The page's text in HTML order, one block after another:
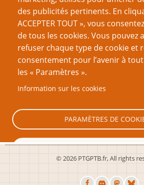
des publicités pertinents. En
ACCEPTER TOUT », vous
de tous les cookies. Vous pouvez
refuser chaque type de cookie et
consentement pour l’avenir à
les « Paramètres ».
Information sur les cookies
PARAMÈTRES DE
TOUT REFUSER
TOUT ACCEPTER
Le modèle MDE : Mécanismes,
Esthétique
Le Genre englobe la création
La mort rend le jeu plus intéressant
Utiliser les jeux pour promouvoir
La difficulté dans les jeux vidéo
© 2026 PTGPTB.fr, All rights